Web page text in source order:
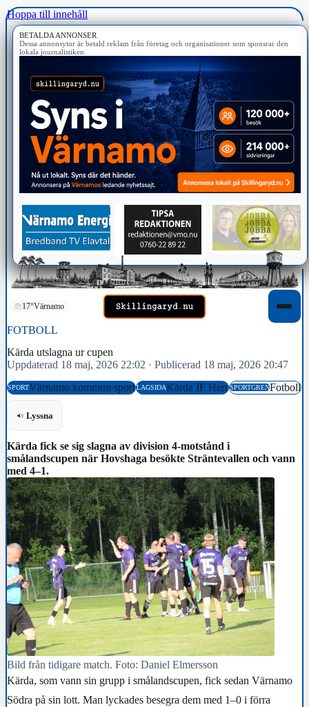
Hoppa till innehåll
BETALDA ANNONSER
Dessa annonsytor är betald reklam från företag och organisationer som sponsrar den
lokala journalistiken.
17°Värnamo
FOTBOLL
Kärda utslagna ur cupen
Uppdaterad 18 maj, 2026 22:02 · Publicerad 18 maj, 2026 20:47
SPORTVärnamo kommun sportLAGSIDAKärda IF HerrSPORTGRENFotboll
Lyssna
Kärda fick se sig slagna av division 4-motstånd i
smålandscupen när Hovshaga besökte Sträntevallen och vann
med 4–1.
Bild från tidigare match. Foto: Daniel Elmersson
Kärda, som vann sin grupp i smålandscupen, fick sedan Värnamo
Södra på sin lott. Man lyckades besegra dem med 1–0 i förra